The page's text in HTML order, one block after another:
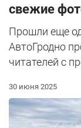
свежие
Прошли еще
АвтоГродно
читателей с
30 июня 2025